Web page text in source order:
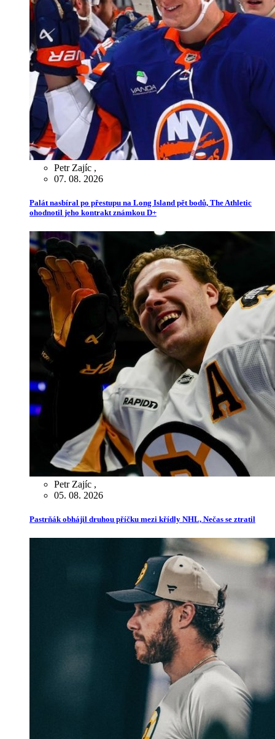
Petr Zajíc ,
07. 08. 2026
Palát nasbíral po přestupu na Long Island pět bodů, The Athletic
ohodnotil jeho kontrakt známkou D+
Petr Zajíc ,
05. 08. 2026
Pastrňák obhájil druhou příčku mezi křídly NHL, Nečas se ztratil